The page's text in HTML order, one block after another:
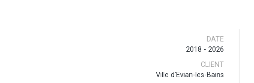
DATE
2018 - 2026
CLIENT
Ville d'Evian-les-Bains